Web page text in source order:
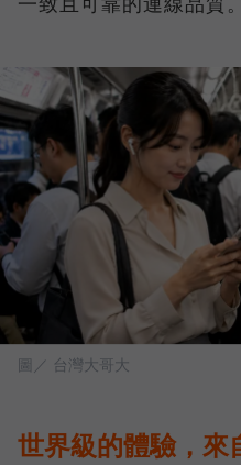
圖／ 台灣大哥大
世界級的體驗，來